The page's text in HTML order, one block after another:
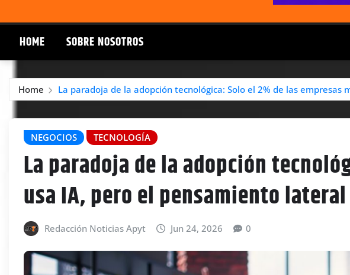
HOME SOBRE NOSOTROS
Home La paradoja de la adopción tecnológica: Solo el 2% de las
NEGOCIOS TECNOLOGÍA
La paradoja de la adopción
usa IA, pero el pensamiento
Redacción Noticias Apyt Jun 24, 2026 0